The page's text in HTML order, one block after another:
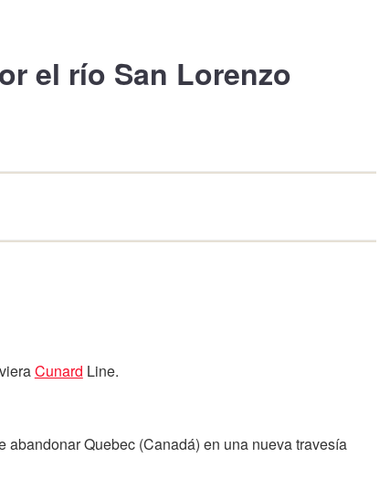
el río San Lorenzo
Cunard Line.
Quebec (Canadá) en una nueva travesía